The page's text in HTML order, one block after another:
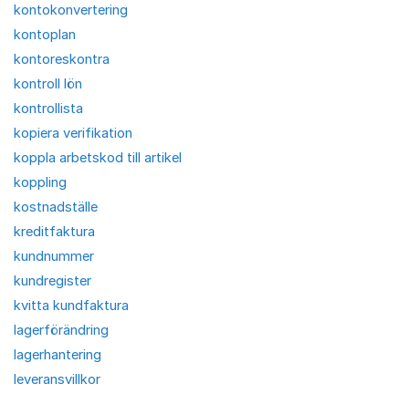
kontokonvertering
kontoplan
kontoreskontra
kontroll lön
kontrollista
kopiera verifikation
koppla arbetskod till artikel
koppling
kostnadställe
kreditfaktura
kundnummer
kundregister
kvitta kundfaktura
lagerförändring
lagerhantering
leveransvillkor